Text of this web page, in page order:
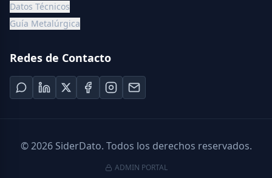
Datos Técnicos
Guía Metalúrgica
Redes de Contacto
©2026SiderDato. Todos los derechos reservados.
ADMIN PORTAL